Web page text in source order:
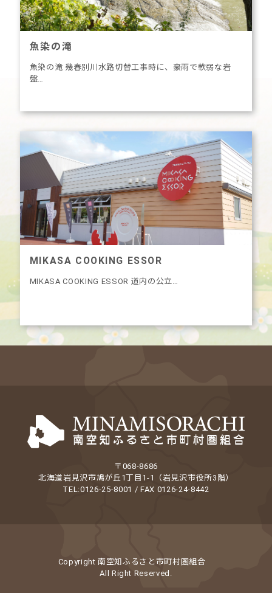
魚染の滝
魚染の滝 幾春別川水路切替工事時に、豪雨で軟弱な岩
盤…
MIKASA COOKING ESSOR
MIKASA COOKING ESSOR 道内の公立…
〒068-8686
北海道岩見沢市鳩が丘1丁目1-1（岩見沢市役所3階）
TEL:0126-25-8001 / FAX 0126-24-8442
Copyright 南空知ふるさと市町村圏組合
All Right Reserved.